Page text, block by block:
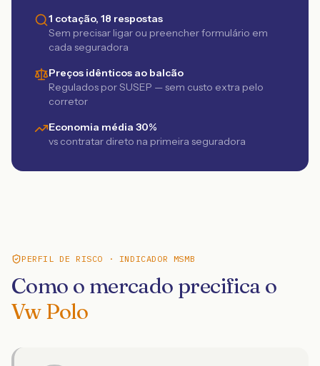
1 cotação, 18 respostas
Sem precisar ligar ou preencher formulário em
cada seguradora
Preços idênticos ao balcão
Regulados por SUSEP — sem custo extra pelo
corretor
Economia média 30%
vs contratar direto na primeira seguradora
PERFIL DE RISCO · INDICADOR MSMB
Como o mercado precifica o
Vw Polo